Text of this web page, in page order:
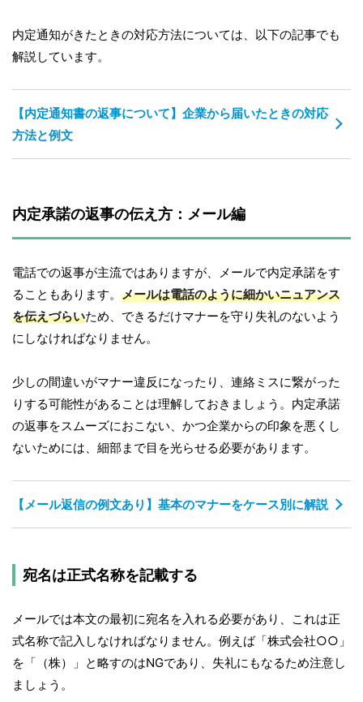
内定通知がきたときの対応方法については、以下の記事でも
解説しています。
【内定通知書の返事について】企業から届いたときの対応
方法と例文
内定承諾の返事の伝え方：メール編
電話での返事が主流ではありますが、メールで内定承諾をす
ることもあります。 メールは電話のように細かいニュアンス
を伝えづらいため、できるだけマナーを守り失礼のないよう
にしなければなりません。
少しの間違いがマナー違反になったり、連絡ミスに繋がった
りする可能性があることは理解しておきましょう。内定承諾
の返事をスムーズにおこない、かつ企業からの印象を悪くし
ないためには、細部まで目を光らせる必要があります。
【メール返信の例文あり】基本のマナーをケース別に解説
宛名は正式名称を記載する
メールでは本文の最初に宛名を入れる必要があり、これは正
式名称で記入しなければなりません。例えば「株式会社○○」
を「（株）」と略すのはNGであり、失礼にもなるため注意し
ましょう。